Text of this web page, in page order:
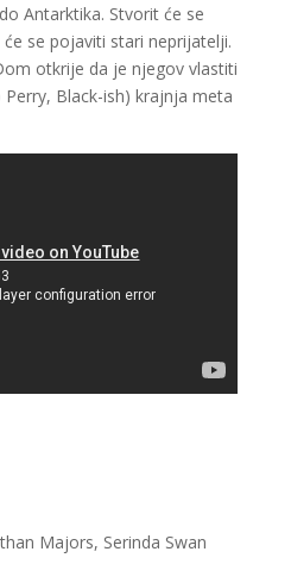
Antarktika. Stvorit će se
se pojaviti stari neprijatelji.
otkrije da je njegov vlastiti
Black-ish) krajnja meta
Majors, Serinda Swan